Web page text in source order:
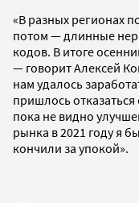
«В разных регионах
потом — длинные
кодов. В итоге
— говорит Алексей
нам удалось
пришлось отказаться
пока не видно
рынка в 2021 году я
кончили за упокой».